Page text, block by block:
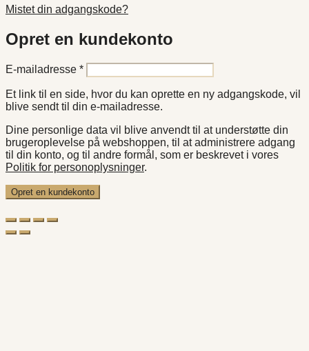
Mistet din adgangskode?
Opret en kundekonto
E-mailadresse *Påkrævet
Et link til en side, hvor du kan oprette en ny adgangskode, vil
blive sendt til din e-mailadresse.
Dine personlige data vil blive anvendt til at understøtte din
brugeroplevelse på webshoppen, til at administrere adgang
til din konto, og til andre formål, som er beskrevet i vores
Politik for personoplysninger.
Opret en kundekonto